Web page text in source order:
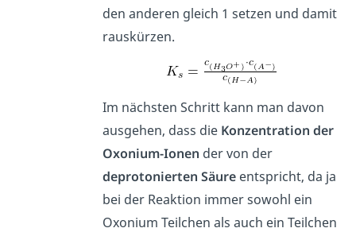
den anderen gleich 1 setzen und damit
rauskürzen.
Im nächsten Schritt kann man davon
ausgehen, dass die Konzentration der
Oxonium-Ionen der von der
deprotonierten Säure entspricht, da ja
bei der Reaktion immer sowohl ein
Oxonium Teilchen als auch ein Teilchen